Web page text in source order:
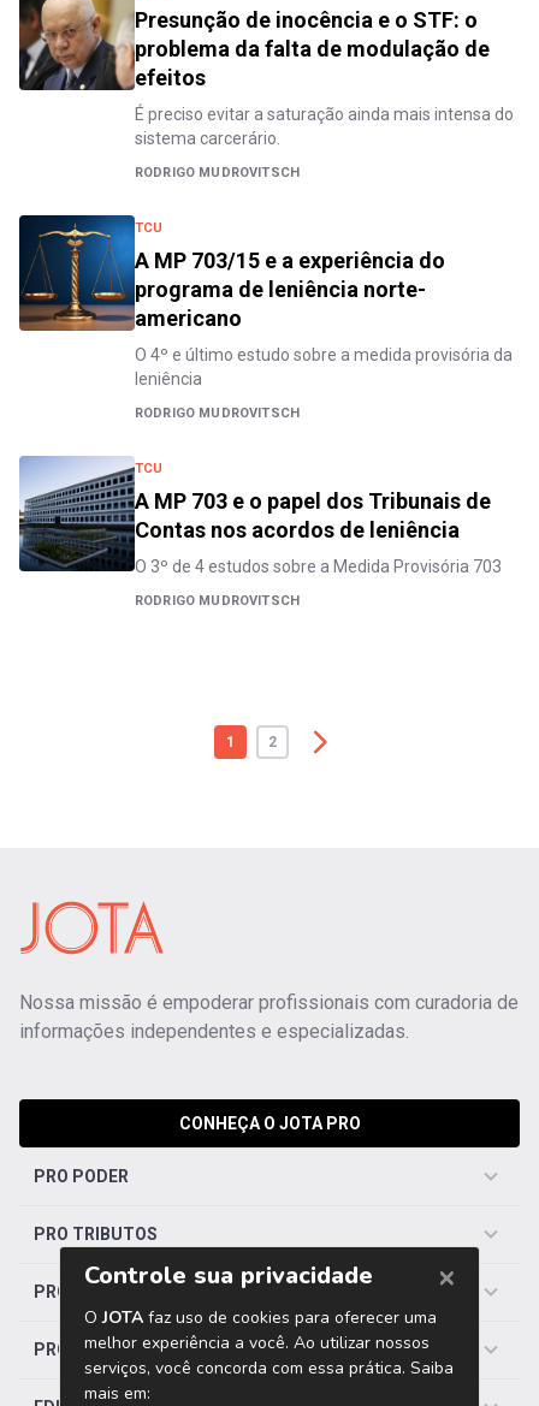
Presunção de inocência e o STF: o
problema da falta de modulação de
efeitos
É preciso evitar a saturação ainda mais intensa do
sistema carcerário.
RODRIGO MUDROVITSCH
TCU
A MP 703/15 e a experiência do
programa de leniência norte-
americano
O 4º e último estudo sobre a medida provisória da
leniência
RODRIGO MUDROVITSCH
TCU
A MP 703 e o papel dos Tribunais de
Contas nos acordos de leniência
O 3º de 4 estudos sobre a Medida Provisória 703
RODRIGO MUDROVITSCH
1 2
Nossa missão é empoderar profissionais com curadoria de
informações independentes e especializadas.
CONHEÇA O JOTA PRO
PRO PODER
PRO TRIBUTOS
PRO TRABALHISTA
PRO SAÚDE